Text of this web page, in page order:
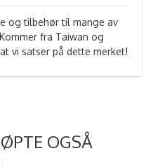
og tilbehør til mange av
fra Taiwan og
vi satser på dette merket!
OGSÅ